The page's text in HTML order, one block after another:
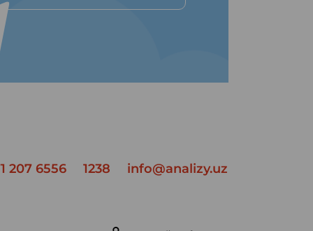
207 6556 1238 info@analizy.uz